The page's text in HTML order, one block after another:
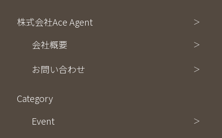
株式会社Ace Agent
会社概要
お問い合わせ
Category
Event